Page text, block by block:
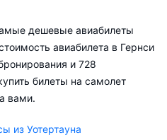
дешевые авиабилеты
авиабилета в Гернси
и 728
билеты на самолет
вами.
из Уотертауна